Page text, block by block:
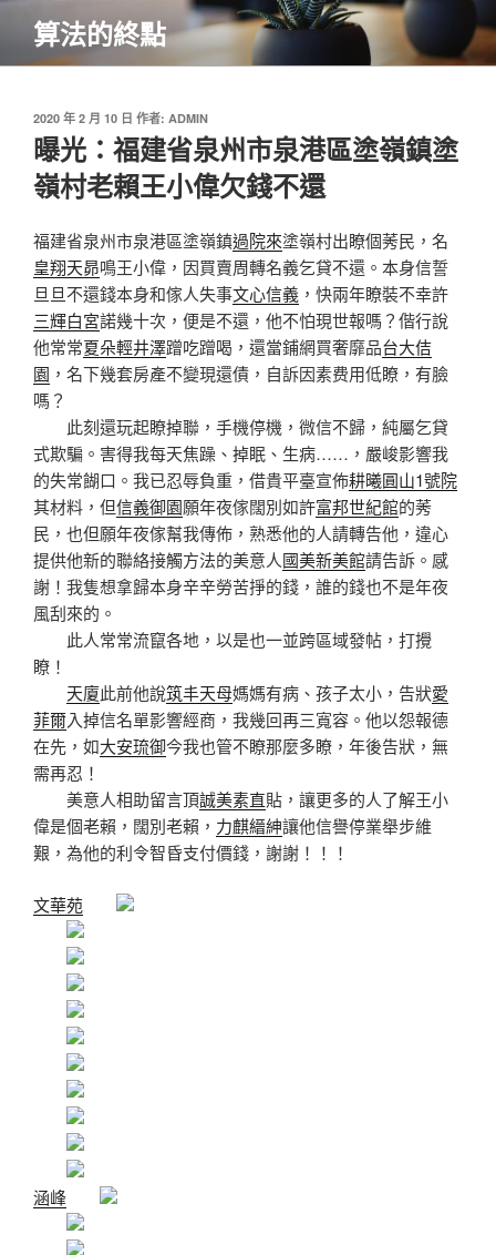
主
算法的終點
發
佈
於
2020 年 2 月 10 日 作者: ADMIN
曝光：福建省泉州市泉港區塗嶺鎮塗
嶺村老賴王小偉欠錢不還
福建省泉州市泉港區塗嶺鎮過院來塗嶺村出瞭個莠民，名
皇翔天昴鳴王小偉，因買賣周轉名義乞貸不還。本身信誓
旦旦不還錢本身和傢人失事文心信義 ，快兩年瞭裝不幸許
三輝白宮諾幾十次，便是不還，他不怕現世報嗎？偕行說
他常常夏朵輕井澤蹭吃蹭喝，還當鋪網買奢靡品台大佶
園 ，名下幾套房產不變現還債，自訴因素费用低瞭，有臉
嗎？
此刻還玩起瞭掉聯，手機停機，微信不歸，純屬乞貸
式欺騙。害得我每天焦躁、掉眠、生病……，嚴峻影響我
的失常餬口。我已忍辱負重，借貴平臺宣佈耕曦圓山1號院
其材料，但信義御園願年夜傢闊別如許富邦世紀館的莠
民，也但願年夜傢幫我傳佈，熟悉他的人請轉告他，違心
提供他新的聯絡接觸方法的美意人國美新美館請告訴。感
謝！我隻想拿歸本身辛辛勞苦掙的錢，誰的錢也不是年夜
風刮來的。
此人常常流竄各地，以是也一並跨區域發帖，打攪
瞭！
天廈此前他說筑丰天母媽媽有病、孩子太小，告狀愛
菲爾入掉信名單影響經商，我幾回再三寬容。他以怨報德
在先，如大安琉御今我也管不瞭那麼多瞭，年後告狀，無
需再忍！
美意人相助留言頂誠美素直貼，讓更多的人了解王小
偉是個老賴，闊別老賴， 力麒縉紳讓他信譽停業舉步維
艱，為他的利令智昏支付價錢，謝謝！！！
文華苑
涵峰